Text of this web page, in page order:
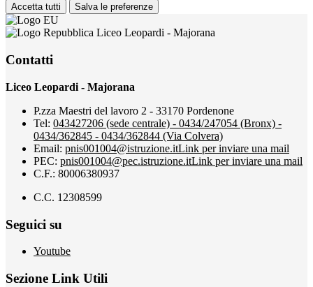
Accetta tutti Salva le preferenze
Liceo Leopardi - Majorana
Contatti
Liceo Leopardi - Majorana
P.zza Maestri del lavoro 2 - 33170 Pordenone
Tel: 043427206 (sede centrale) - 0434/247054 (Bronx) -
0434/362845 - 0434/362844 (Via Colvera)
Email: pnis001004@istruzione.itLink per inviare una mail
PEC: pnis001004@pec.istruzione.itLink per inviare una mail
C.F.: 80006380937
C.C. 12308599
Seguici su
Youtube
Sezione Link Utili